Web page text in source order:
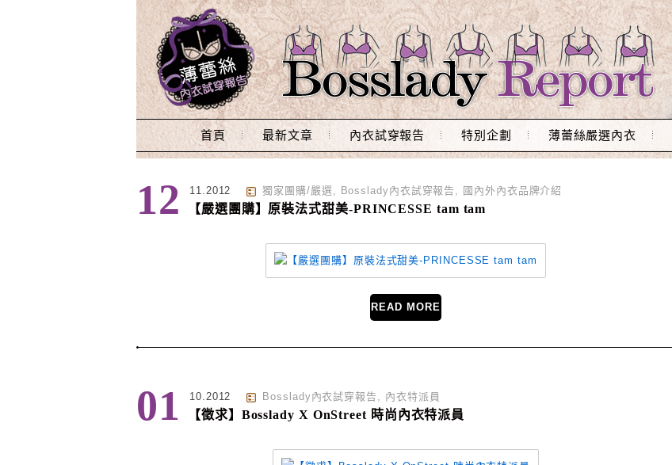
Main Menu
首頁 最新文章 內衣試穿報告 特別企劃 薄蕾絲嚴選內衣
12 11.2012 獨家團購/嚴選, Bosslady內衣試穿報告 , 國內外內衣品牌介紹
【嚴選團購】原裝法式甜美-PRINCESSE tam tam
READ MORE
01 10.2012 Bosslady內衣試穿報告 , 內衣特派員
【徵求】Bosslady X OnStreet 時尚內衣特派員